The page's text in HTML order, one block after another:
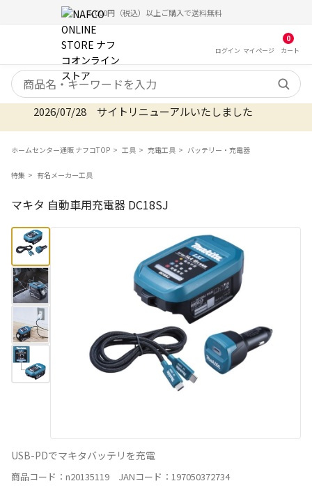
5,000円（税込）以上ご購入で送料無料
ログイン マイ ページ
0
カート
検索キーワード
2026/07/28 サイトリニューアルいたしました
ホームセンター通販 ナフコTOP 工具 充電工具 バッテリー・充電器
特集 有名メーカー工具
マキタ 自動車用充電器 DC18SJ
USB-PDでマキタバッテリを充電
商品コード：n20135119 JANコード：197050372734